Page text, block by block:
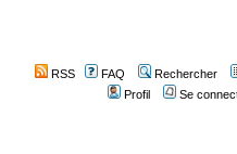
RSS FAQ
Rechercher
Profil
Se